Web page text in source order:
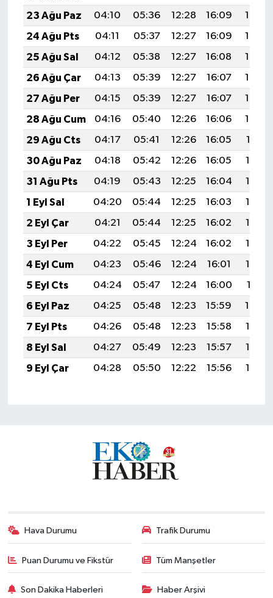
23 Ağu Paz
04:10 05:36 12:28 16:09
19:09
24 Ağu Pts
04:11 05:37 12:27 16:09
19:08
25 Ağu Sal
04:12 05:38 12:27 16:08
19:06
26 Ağu Çar
04:13 05:39 12:27 16:07
19:05
27 Ağu Per
04:15 05:39 12:27 16:07
19:04
28 Ağu Cum
04:16 05:40 12:26 16:06
19:02
29 Ağu Cts
04:17 05:41 12:26 16:05
19:01
30 Ağu Paz
04:18 05:42 12:26 16:05
18:59
31 Ağu Pts
04:19 05:43 12:25 16:04
18:58
1 Eyl Sal
04:20 05:44 12:25 16:03
18:56
2 Eyl Çar
04:21 05:44 12:25 16:02
18:55
3 Eyl Per
04:22 05:45 12:24 16:02
18:54
4 Eyl Cum
04:23 05:46 12:24 16:01
18:52
5 Eyl Cts
04:24 05:47 12:24 16:00
18:51
6 Eyl Paz
04:25 05:48 12:23 15:59
18:49
7 Eyl Pts
04:26 05:48 12:23 15:58
18:48
8 Eyl Sal
04:27 05:49 12:23 15:57
18:46
9 Eyl Çar
04:28 05:50 12:22 15:56 18:45
Hava Durumu Trafik Durumu
Puan Durumu ve Fikstür Tüm Manşetler
Son Dakika Haberleri Haber Arşivi